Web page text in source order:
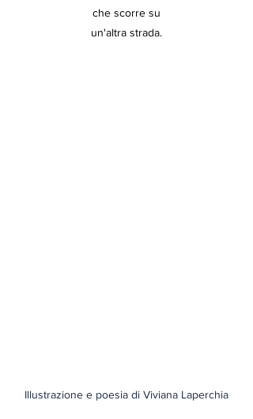
che scorre su
un'altra strada.
Illustrazione e poesia di Viviana Laperchia